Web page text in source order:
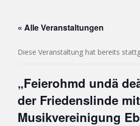
« Alle Veranstaltungen
Diese Veranstaltung hat bereits
„Feierohmd undä
der Friedenslinde
Musikvereinigung